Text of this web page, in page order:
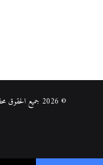
© 2026 جميع الحقوق محفوظة |